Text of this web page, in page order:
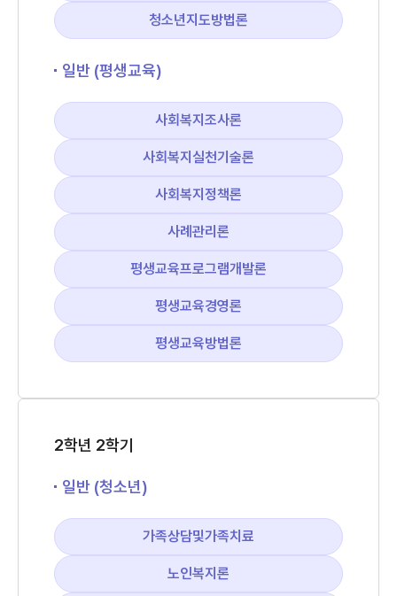
청소년지도방법론
일반 (평생교육)
사회복지조사론
사회복지실천기술론
사회복지정책론
사례관리론
평생교육프로그램개발론
평생교육경영론
평생교육방법론
2학년 2학기
일반 (청소년)
가족상담및가족치료
노인복지론